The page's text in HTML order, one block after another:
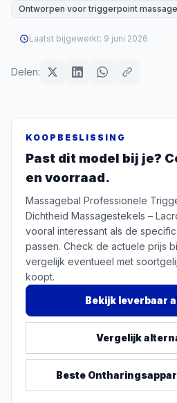
Ontworpen voor triggerpoint massage
Laatst bijgewerkt: 9 juni 2026
Delen:
KOOPBESLISSING
Past dit model bij je?
en voorraad.
Massagebal Professionele
Dichtheid Massagestekels –
vooral interessant als de
passen. Check de actuele prijs
vergelijk eventueel met
koopt.
Bekijk leverbaar
Vergelijk
Beste